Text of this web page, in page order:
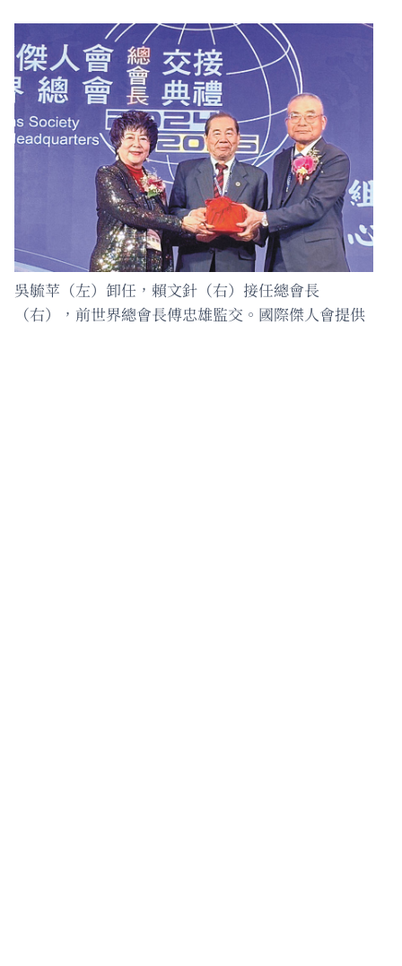
吳毓苹（左）卸任，賴文針（右）接任總會長
（右），前世界總會長傅忠雄監交。國際傑人會提供